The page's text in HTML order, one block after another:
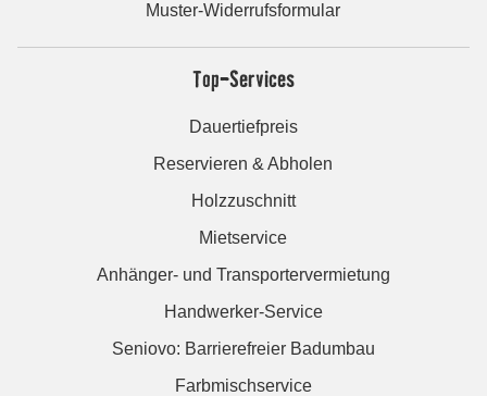
Muster-Widerrufsformular
Top-Services
Dauertiefpreis
Reservieren & Abholen
Holzzuschnitt
Mietservice
Anhänger- und Transportervermietung
Handwerker-Service
Seniovo: Barrierefreier Badumbau
Farbmischservice